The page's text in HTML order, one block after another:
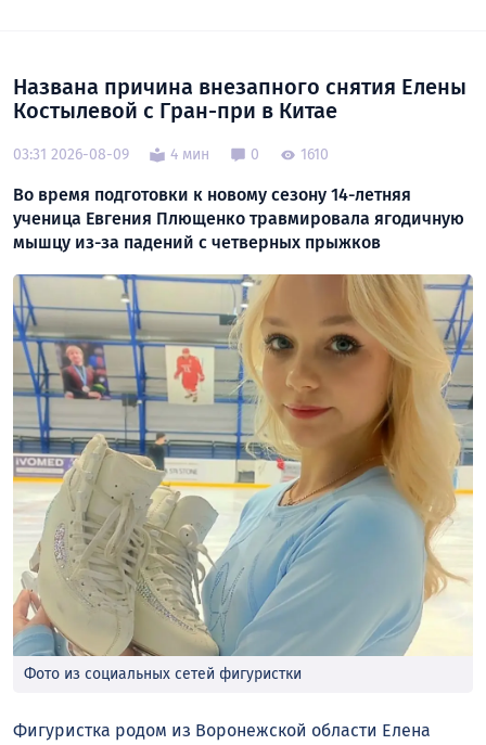
Названа причина внезапного снятия Елены
Костылевой с Гран-при в Китае
03:31 2026-08-09 4 мин 0 1610
Во время подготовки к новому сезону 14-летняя
ученица Евгения Плющенко травмировала ягодичную
мышцу из-за падений с четверных прыжков
Фото из социальных сетей фигуристки
Фигуристка родом из Воронежской области Елена